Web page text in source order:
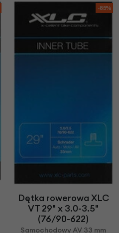
-85%
Dętka rowerowa XLC
VT 29" x 3.0-3.5"
(76/90-622)
Samochodowy AV 33 mm